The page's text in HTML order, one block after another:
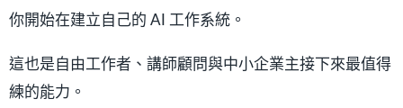
你開始在建立自己的 AI 工作系統。
這也是自由工作者、講師顧問與中小企業主接下來最值得
練的能力。